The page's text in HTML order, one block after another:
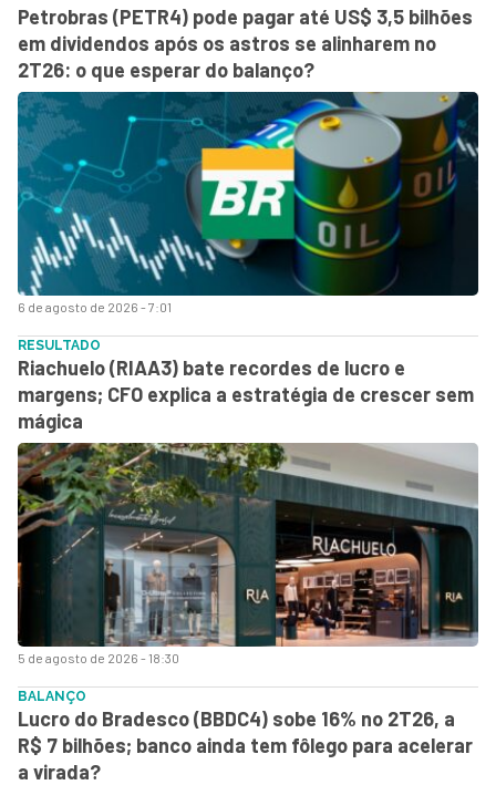
6 de agosto de 2026 - 7:01
Petrobras (PETR4) pode pagar até US$ 3,5 bilhões
em dividendos após os astros se alinharem no
2T26: o que esperar do balanço?
5 de agosto de 2026 - 18:30
RESULTADO
Riachuelo (RIAA3) bate recordes de lucro e
margens; CFO explica a estratégia de crescer sem
mágica
BALANÇO
Lucro do Bradesco (BBDC4) sobe 16% no 2T26, a
R$ 7 bilhões; banco ainda tem fôlego para acelerar
a virada?